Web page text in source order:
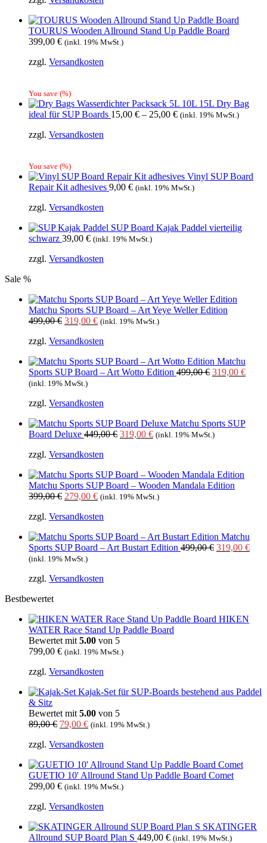
TOURUS Wooden Allround Stand Up Paddle Board
399,00 € (inkl. 19% MwSt.)
zzgl. Versandkosten
You save (%)
Wasserdichter Packsack 5L 10L 15L Dry Bag
ideal für SUP Boards 15,00 € – 25,00 € (inkl. 19% MwSt.)
zzgl. Versandkosten
You save (%)
Vinyl SUP Board
Repair Kit adhesives 9,00 € (inkl. 19% MwSt.)
zzgl. Versandkosten
SUP Board Kajak Paddel vierteilig
schwarz 39,00 € (inkl. 19% MwSt.)
zzgl. Versandkosten
Sale %
Matchu Sports SUP Board – Art Yeye Weller Edition
499,00€ Ursprünglicher
war:
319,00 €Aktueller
ist:
(inkl. 19% MwSt.)
zzgl. Versandkosten
Matchu
Sports SUP Board – Art Wotto Edition 499,00€ 319,00 €
(inkl. 19% MwSt.)
zzgl. Versandkosten
Matchu Sports SUP
Board Deluxe 449,00€ Ursprünglicher
319,00 €Aktueller
(inkl. 19% MwSt.)
zzgl. Versandkosten
Matchu Sports SUP Board – Wooden Mandala Edition
399,00€ Ursprünglicher
war:
279,00 €Aktueller
ist:
(inkl. 19% MwSt.)
zzgl. Versandkosten
Matchu
Sports SUP Board – Art Bustart Edition 499,00€ 319,00 €
(inkl. 19% MwSt.)
zzgl. Versandkosten
Bestbewertet
HIKEN
WATER Race Stand Up Paddle Board
Bewertet mit 5.00 von 5
799,00 € (inkl. 19% MwSt.)
zzgl. Versandkosten
Kajak-Set für SUP-Boards bestehend aus Paddel
& Sitz
Bewertet mit 5.00 von 5
89,00€ Ursprünglicher
war:
79,00 €Aktueller
ist:
(inkl. 19% MwSt.)
zzgl. Versandkosten
GUETIO 10' Allround Stand Up Paddle Board Comet
299,00 € (inkl. 19% MwSt.)
zzgl. Versandkosten
SKATINGER
Allround SUP Board Plan S 449,00 € (inkl. 19% MwSt.)